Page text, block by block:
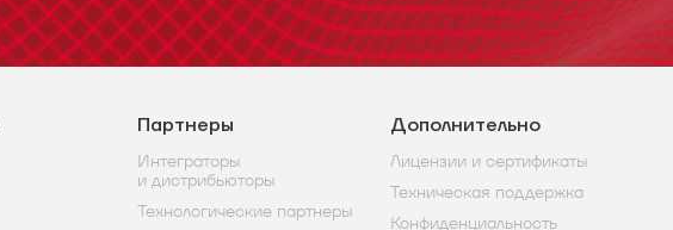
Партнеры
Интеграторы
и дистрибьюторы
Технологические партнеры
Дополнительно
Лицензии и сертификаты
Техническая поддержка
Конфиденциальность